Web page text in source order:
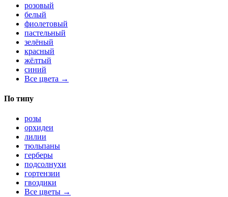
розовый
белый
фиолетовый
пастельный
зелёный
красный
жёлтый
синий
Все цвета →
По типу
розы
орхидеи
лилии
тюльпаны
герберы
подсолнухи
гортензии
гвоздики
Все цветы →